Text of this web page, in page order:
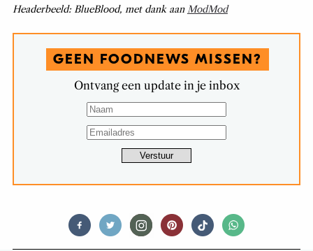
Headerbeeld: BlueBlood, met dank aanModMod
GEEN FOODNEWS MISSEN?
Ontvang een update in je inbox